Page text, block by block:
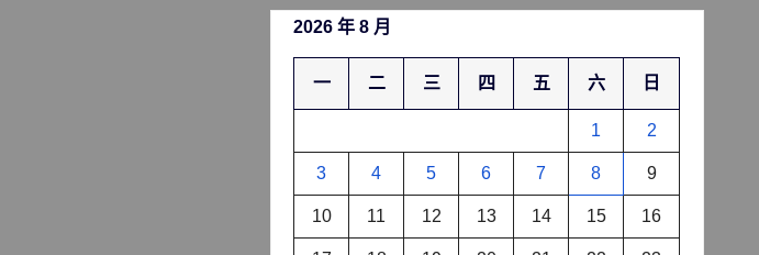
2026 年 8 月
一 二 三 四 五 六 日
1 2
3 4 5 6 7 8 9
10 11 12 13 14 15 16